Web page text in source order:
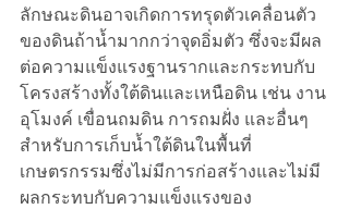
ลักษณะดินอาจเกิดการทรุดตัวเคลื่อนตัว
ของดินถ้าน้ำมากกว่าจุดอิ่มตัว ซึ่งจะมีผล
ต่อความแข็งแรงฐานรากและกระทบกับ
โครงสร้างทั้งใต้ดินและเหนือดิน เช่น งาน
อุโมงค์ เขื่อนถมดิน การถมฝั่ง และอื่นๆ
สำหรับการเก็บน้ำใต้ดินในพื้นที่
เกษตรกรรมซึ่งไม่มีการก่อสร้างและไม่มี
ผลกระทบกับความแข็งแรงของ